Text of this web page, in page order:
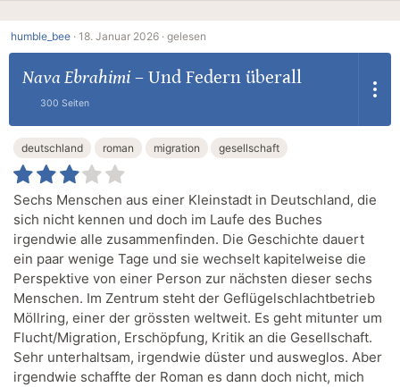
humble_bee · 18. Januar 2026 · gelesen
Nava Ebrahimi– Und Federn überall
300 Seiten
deutschland roman migration gesellschaft
Sechs Menschen aus einer Kleinstadt in Deutschland, die
sich nicht kennen und doch im Laufe des Buches
irgendwie alle zusammenfinden. Die Geschichte dauert
ein paar wenige Tage und sie wechselt kapitelweise die
Perspektive von einer Person zur nächsten dieser sechs
Menschen. Im Zentrum steht der Geflügelschlachtbetrieb
Möllring, einer der grössten weltweit. Es geht mitunter um
Flucht/Migration, Erschöpfung, Kritik an die Gesellschaft.
Sehr unterhaltsam, irgendwie düster und ausweglos. Aber
irgendwie schaffte der Roman es dann doch nicht, mich